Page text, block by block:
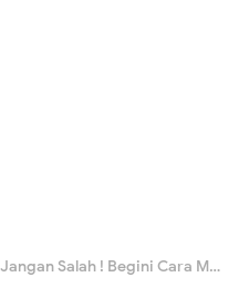
Jangan Salah ! Begini Cara Mencuci Tangan yang Baik dan Benar untuk Cegah Virus Corona